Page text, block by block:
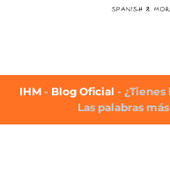
IHM - Blog Oficial -
Las palabras